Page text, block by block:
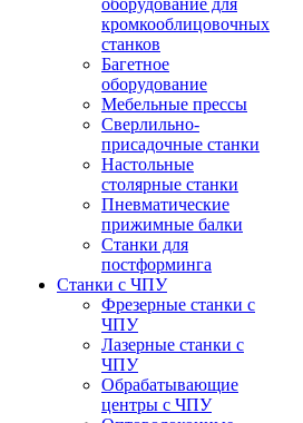
оборудование для
кромкооблицовочных
станков
Багетное
оборудование
Мебельные прессы
Сверлильно-
присадочные станки
Настольные
столярные станки
Пневматические
прижимные балки
Станки для
постформинга
Станки с ЧПУ
Фрезерные станки с
ЧПУ
Лазерные станки с
ЧПУ
Обрабатывающие
центры с ЧПУ